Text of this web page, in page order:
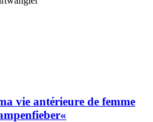
vie antérieure de femme